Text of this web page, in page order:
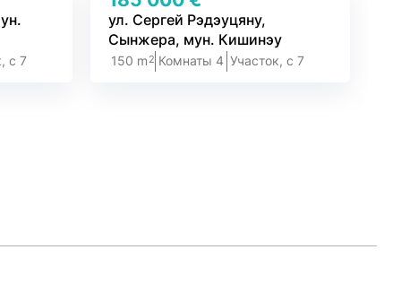
c 7
ул. Сергей Рэдэуцяну,
Сынжера, мун. Кишинэу
150 m 2 Комнаты 4 Участок, c 7